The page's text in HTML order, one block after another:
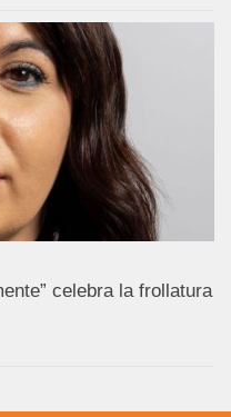
celebra la frollatura